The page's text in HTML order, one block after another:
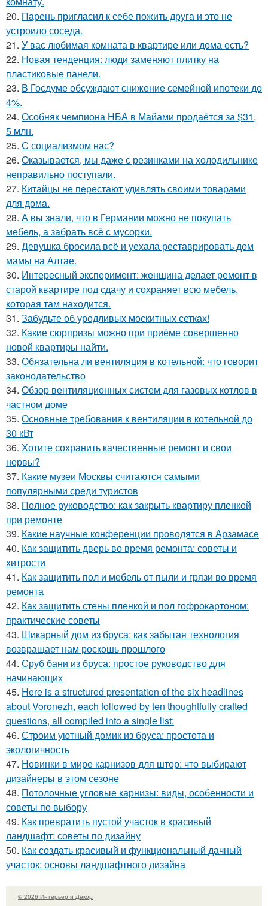
20. Парень пригласил к себе пожить друга и это не
устроило соседа.
21. У вас любимая комната в квартире или дома есть?
22. Новая тенденция: люди заменяют плитку на
пластиковые панели.
23. В Госдуме обсуждают снижение семейной ипотеки до
4%.
24. Особняк чемпиона НБА в Майами продаётся за $31,
5 млн.
25. С социализмом нас?
26. Оказывается, мы даже с резинками на холодильнике
неправильно поступали.
27. Китайцы не перестают удивлять своими товарами
для дома.
28. А вы знали, что в Германии можно не покупать
мебель, а забрать всё с мусорки.
29. Девушка бросила всё и уехала реставрировать дом
мамы на Алтае.
30. Интересный эксперимент: женщина делает ремонт в
старой квартире под сдачу и сохраняет всю мебель,
которая там находится.
31. Забудьте об уродливых москитных сетках!
32. Какие сюрпризы можно при приёме совершенно
новой квартиры найти.
33. Обязательна ли вентиляция в котельной: что говорит
законодательство
34. Обзор вентиляционных систем для газовых котлов в
частном доме
35. Основные требования к вентиляции в котельной до
30 кВт
36. Хотите сохранить качественные ремонт и свои
нервы?
37. Какие музеи Москвы считаются самыми
популярными среди туристов
38. Полное руководство: как закрыть квартиру пленкой
при ремонте
39. Какие научные конференции проводятся в Арзамасе
40. Как защитить дверь во время ремонта: советы и
хитрости
41. Как защитить пол и мебель от пыли и грязи во время
ремонта
42. Как защитить стены пленкой и пол гофрокартоном:
практические советы
43. Шикарный дом из бруса: как забытая технология
возвращает нам роскошь прошлого
44. Сруб бани из бруса: простое руководство для
начинающих
45. Here is a structured presentation of the six headlines
about Voronezh, each followed by ten thoughtfully crafted
questions, all compiled into a single list:
46. Строим уютный домик из бруса: простота и
экологичность
47. Новинки в мире карнизов для штор: что выбирают
дизайнеры в этом сезоне
48. Потолочные угловые карнизы: виды, особенности и
советы по выбору
49. Как превратить пустой участок в красивый
ландшафт: советы по дизайну
50. Как создать красивый и функциональный дачный
участок: основы ландшафтного дизайна
© 2026 Интерьер и Декор